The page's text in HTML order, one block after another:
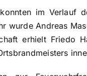
im Verlauf
wurde Andreas
erhielt Friedo